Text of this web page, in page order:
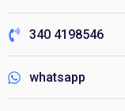
340 4198546
whatsapp